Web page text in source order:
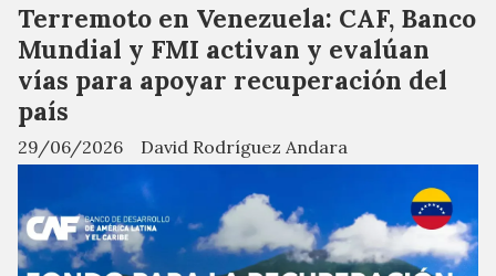
Terremoto en Venezuela: CAF, Banco
Mundial y FMI activan y evalúan
vías para apoyar recuperación del
país
David Rodríguez Andara
29/06/2026